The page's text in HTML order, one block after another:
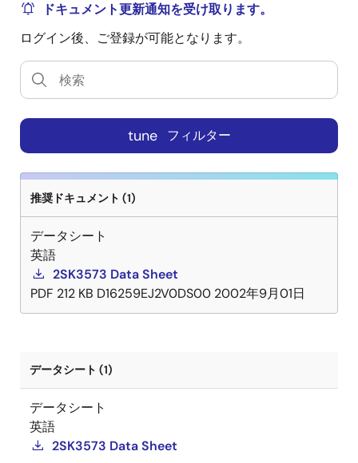
ドキュメント更新通知を受け取ります。
ログイン後、ご登録が可能となります。
tune フィルター
推奨ドキュメント (1)
データシート
英語
2SK3573 Data Sheet
PDF 212 KB D16259EJ2V0DS00 2002年9月01日
データシート (1)
データシート
英語
2SK3573 Data Sheet